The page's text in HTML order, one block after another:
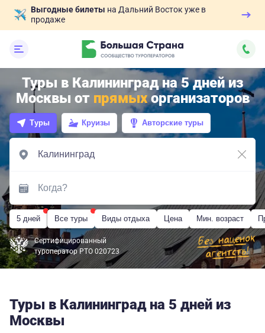
Выгодные билеты на Дальний Восток уже в
продаже
Туры в Калининград на 5 дней из
Москвы от прямыхорганизаторов
Туры Круизы Авторские туры
5 дней Все туры Виды отдыха Цена Мин. возраст
Сертифицированный
туроператор РТО 020723
Туры в Калининград на 5 дней из
Москвы